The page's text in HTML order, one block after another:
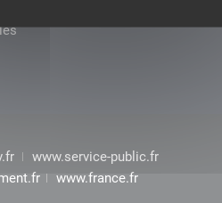
www.service-public.fr
www.france.fr